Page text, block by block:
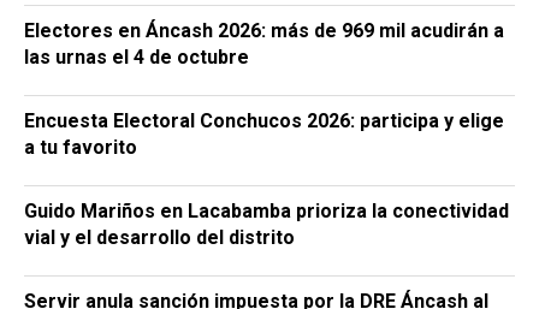
Electores en Áncash 2026: más de 969 mil acudirán a
las urnas el 4 de octubre
Encuesta Electoral Conchucos 2026: participa y elige
a tu favorito
Guido Mariños en Lacabamba prioriza la conectividad
vial y el desarrollo del distrito
Servir anula sanción impuesta por la DRE Áncash al